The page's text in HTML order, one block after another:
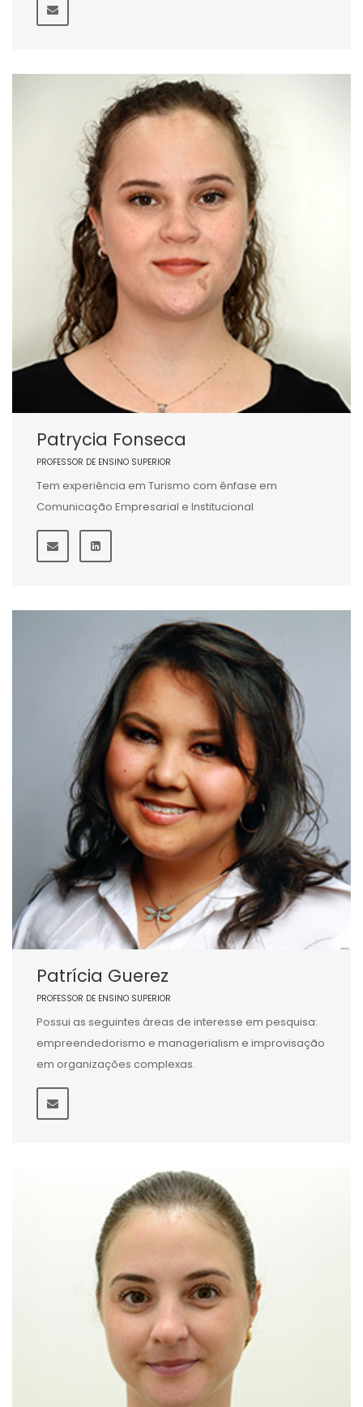
Patrycia Fonseca
PROFESSOR DE ENSINO SUPERIOR
Tem experiência em Turismo com ênfase em
Comunicação Empresarial e Institucional
Patrícia Guerez
PROFESSOR DE ENSINO SUPERIOR
Possui as seguintes áreas de interesse em pesquisa:
empreendedorismo e managerialism e improvisação
em organizações complexas.